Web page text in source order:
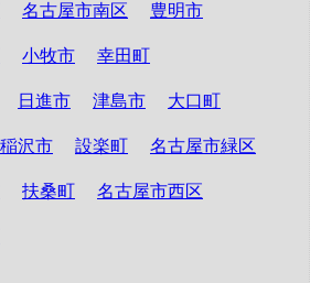
名古屋市南区 豊明市
小牧市 幸田町
日進市 津島市 大口町
稲沢市 設楽町 名古屋市緑区
扶桑町 名古屋市西区